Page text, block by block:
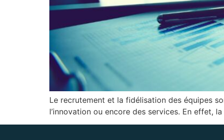
Le recrutement et la fidélisation des équipes
l’innovation ou encore des services. En effet,